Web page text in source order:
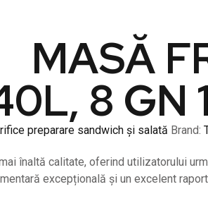
MASĂ
8 GN
preparare sandwich și salată Brand:
înaltă calitate, oferind utilizatorului
excepțională și un excelent